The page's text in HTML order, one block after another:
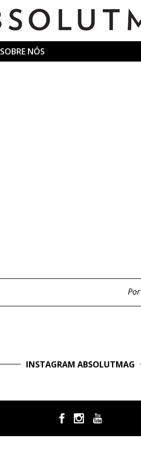
SOBRE NÓS
Por
INSTAGRAM ABSOLUTMAG